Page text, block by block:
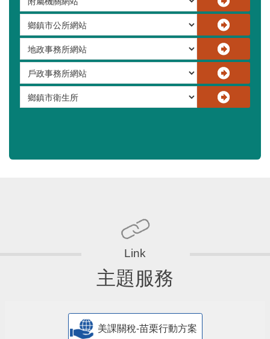
主題服務
美課關稅-苗栗行動方案